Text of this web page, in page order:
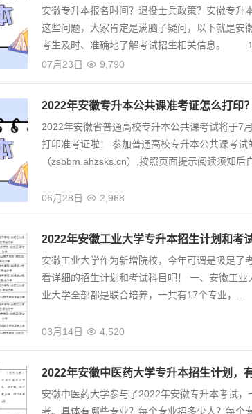
安徽专升本报名时间？退役士兵政策？安徽专升
这些问题，大家肯定是满脑子疑问，以下就是安
考生及时、准确地了解考试招生相关信息。 1.
07月23日
9,790
2022年安徽专升本公共课准考证怎么打印
2022年安徽省普通高校专升本公共课考试将于7
打印准考证啦！ 参加普通高校专升本公共课考试
（zsbbm.ahzsks.cn）,按照页面提示阅读须知后
06月28日 2,968
2022年安徽工业大学专升本招生计划和考
安徽工业大学作为新增院校，今年可谓是吸足了
看详细的招生计划和考试科目吧！ 一、安徽工
业大学全部都是联合培养，一共有17个专业，...
03月14日 4,520
2022年安徽中医药大学专升本招生计划，
安徽中医药大学参与了2022年安徽专升本考试
考。具体有哪些专业？每个专业招多少人？每个